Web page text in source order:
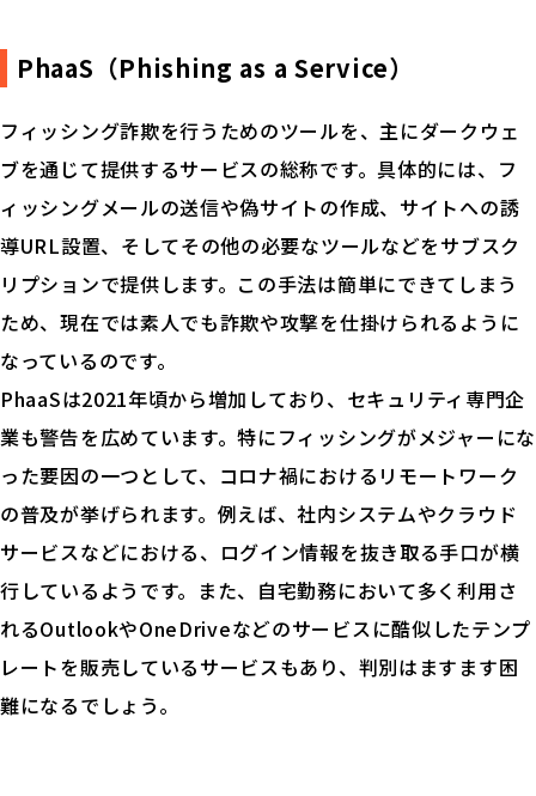
PhaaS（Phishing as a Service）
フィッシング詐欺を行うためのツールを、主にダークウェ
ブを通じて提供するサービスの総称です。具体的には、フ
ィッシングメールの送信や偽サイトの作成、サイトへの誘
導URL設置、そしてその他の必要なツールなどをサブスク
リプションで提供します。この手法は簡単にできてしまう
ため、現在では素人でも詐欺や攻撃を仕掛けられるように
なっているのです。
PhaaSは2021年頃から増加しており、セキュリティ専門企
業も警告を広めています。特にフィッシングがメジャーにな
った要因の一つとして、コロナ禍におけるリモートワーク
の普及が挙げられます。例えば、社内システムやクラウド
サービスなどにおける、ログイン情報を抜き取る手口が横
行しているようです。また、自宅勤務において多く利用さ
れるOutlookやOneDriveなどのサービスに酷似したテンプ
レートを販売しているサービスもあり、判別はますます困
難になるでしょう。